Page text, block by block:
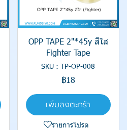
OPP TAPE 2"*45y สีใส
Fighter Tape
SKU : TP-OP-008
฿18
เพิ่มลงตะกร้า
รายการโปรด